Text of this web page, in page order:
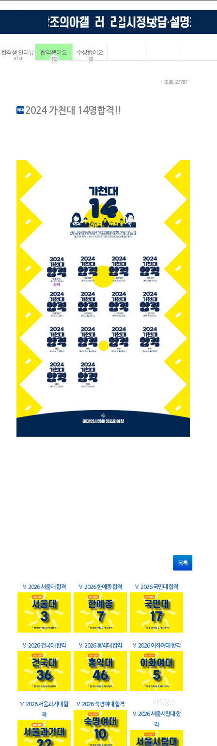
합격생 인터뷰
4114
합격했어요
183
수상했어요
68
ㆍ조회: 27787
2024 가천대 14명합격!!
목록
🏅 2026 서울대 합격 🏅 2026 한예종 합격 🏅 2026 국민대 합격
🏅 2026 건국대 합격 🏅 2026 홍익대 합격 🏅 2026 이화여대 합격
🏅 2026 서울과기대 합
격
🏅 2026 숙명여대 합격
🏅 2026 서울시립대 합
격